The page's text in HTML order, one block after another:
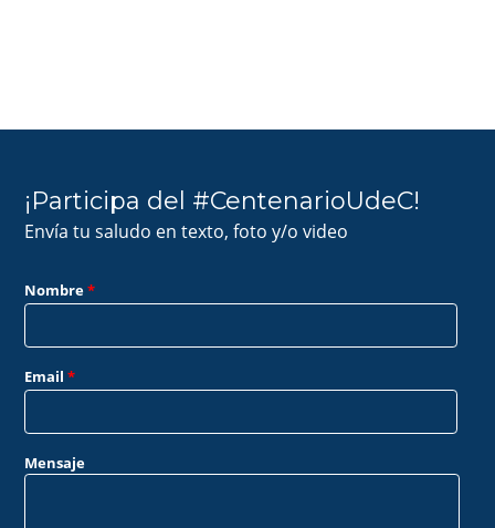
¡Participa del #CentenarioUdeC!
Envía tu saludo en texto, foto y/o video
Nombre*
Email*
Mensaje